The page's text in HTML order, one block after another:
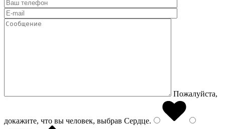
Пожалуйста,
докажите, что вы человек, выбрав Сердце.